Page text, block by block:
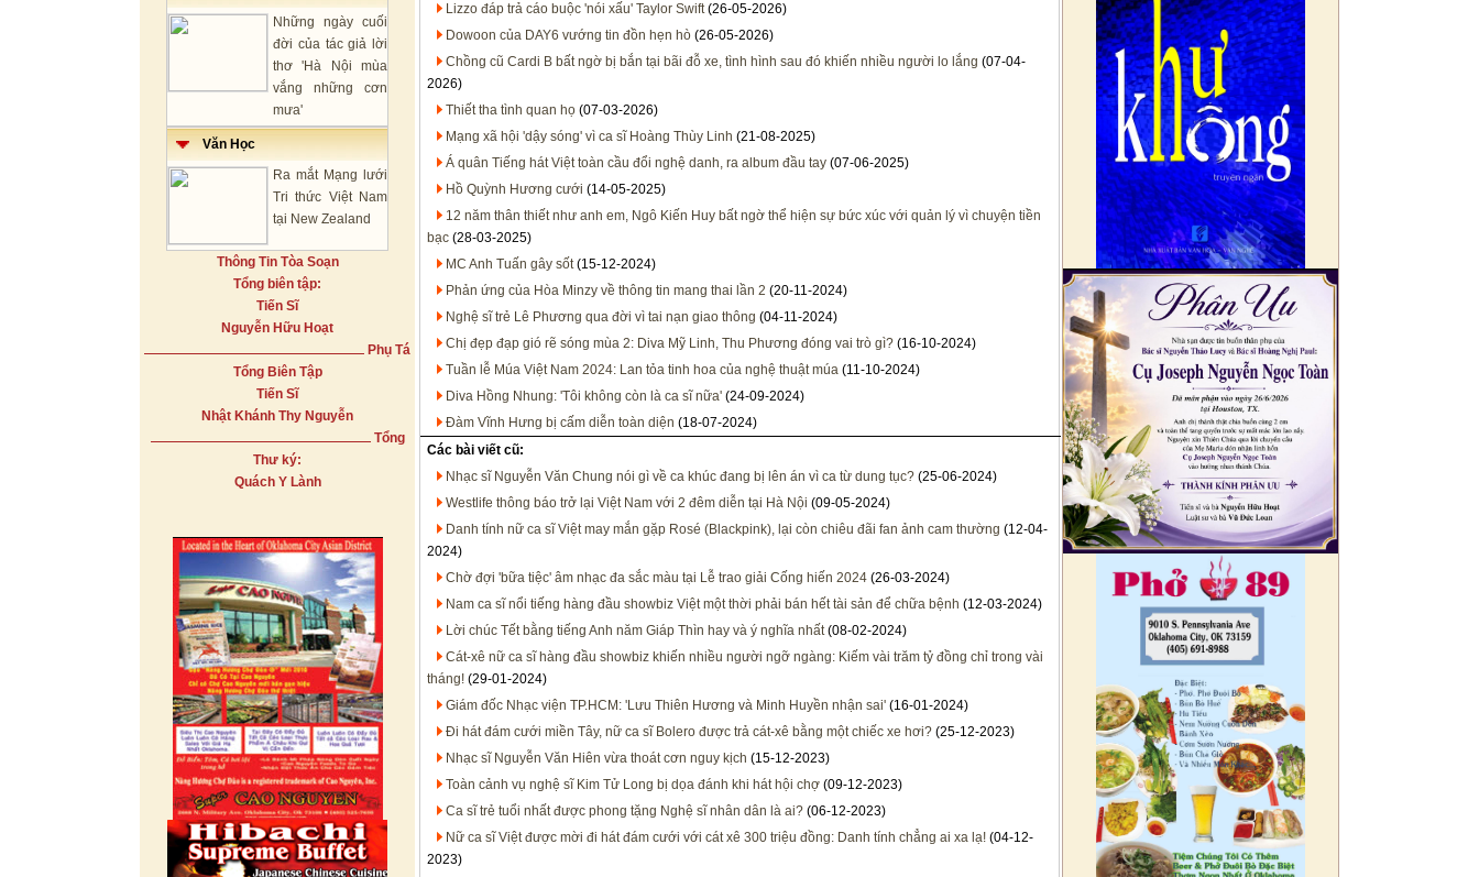
Những ngày cuối
đời của tác giả lời
thơ 'Hà Nội mùa
vắng những cơn
mưa'
Văn Học
Ra mắt Mạng lưới
Tri thức Việt Nam
tại New Zealand
Thông Tin Tòa Soạn
Tổng biên tập:
Tiến Sĩ
Nguyễn Hữu Hoạt
Phụ Tá
Tổng Biên Tập
Tiến Sĩ
Nhật Khánh Thy Nguyễn
Tổng
Thư ký:
Quách Y Lành
Lizzo đáp trả cáo buộc 'nói xấu' Taylor Swift(26-05-2026)
Dowoon của DAY6 vướng tin đồn hẹn hò (26-05-2026)
Chồng cũ Cardi B bất ngờ bị bắn tại bãi đỗ xe, tình hình sau đó khiến nhiều người lo lắng (07-04-
2026)
Thiết tha tình quan họ (07-03-2026)
Mạng xã hội 'dậy sóng' vì ca sĩ Hoàng Thùy Linh (21-08-2025)
Á quân Tiếng hát Việt toàn cầu đổi nghệ danh, ra album đầu tay (07-06-2025)
Hồ Quỳnh Hương cưới (14-05-2025)
12 năm thân thiết như anh em, Ngô Kiến Huy bất ngờ thể hiện sự bức xúc với quản lý vì chuyện tiền
bạc (28-03-2025)
MC Anh Tuấn gây sốt(15-12-2024)
Phản ứng của Hòa Minzy về thông tin mang thai lần 2 (20-11-2024)
Nghệ sĩ trẻ Lê Phương qua đời vì tai nạn giao thông (04-11-2024)
Chị đẹp đạp gió rẽ sóng mùa 2: Diva Mỹ Linh, Thu Phương đóng vai trò gì? (16-10-2024)
Tuần lễ Múa Việt Nam 2024: Lan tỏa tinh hoa của nghệ thuật múa (11-10-2024)
Diva Hồng Nhung: 'Tôi không còn là ca sĩ nữa' (24-09-2024)
Đàm Vĩnh Hưng bị cấm diễn toàn diện (18-07-2024)
Các bài viết cũ:
Nhạc sĩ Nguyễn Văn Chung nói gì về ca khúc đang bị lên án vì ca từ dung tục? (25-06-2024)
Westlife thông báo trở lại Việt Nam với 2 đêm diễn tại Hà Nội (09-05-2024)
Danh tính nữ ca sĩ Việt may mắn gặp Rosé (Blackpink), lại còn chiêu đãi fan ảnh cam thường (12-04-
2024)
Chờ đợi 'bữa tiệc' âm nhạc đa sắc màu tại Lễ trao giải Cống hiến 2024 (26-03-2024)
Nam ca sĩ nổi tiếng hàng đầu showbiz Việt một thời phải bán hết tài sản để chữa bệnh (12-03-2024)
Lời chúc Tết bằng tiếng Anh năm Giáp Thìn hay và ý nghĩa nhất(08-02-2024)
Cát-xê nữ ca sĩ hàng đầu showbiz khiến nhiều người ngỡ ngàng: Kiếm vài trăm tỷ đồng chỉ trong vài
tháng! (29-01-2024)
Giám đốc Nhạc viện TP.HCM: 'Lưu Thiên Hương và Minh Huyền nhận sai' (16-01-2024)
Đi hát đám cưới miền Tây, nữ ca sĩ Bolero được trả cát-xê bằng một chiếc xe hơi? (25-12-2023)
Nhạc sĩ Nguyễn Văn Hiên vừa thoát cơn nguy kịch (15-12-2023)
Toàn cảnh vụ nghệ sĩ Kim Tử Long bị dọa đánh khi hát hội chợ (09-12-2023)
Ca sĩ trẻ tuổi nhất được phong tặng Nghệ sĩ nhân dân là ai? (06-12-2023)
Nữ ca sĩ Việt được mời đi hát đám cưới với cát xê 300 triệu đồng: Danh tính chẳng ai xa lạ! (04-12-
2023)